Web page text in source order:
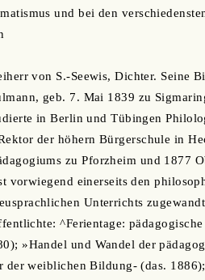
und bei den
von S.-Seewis, Dichter. Seine
geb. 7. Mai 1839 zu
in Berlin und Tübingen
der höhern Bürgerschule in
zu Pforzheim und 1877
vorwiegend einerseits den
Unterrichts
^Ferientage:
»Handel und Wandel der
der weiblichen Bildung- (das.